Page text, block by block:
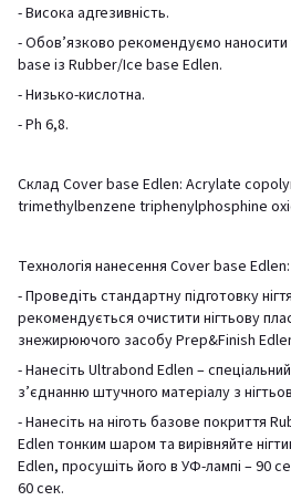
- Висока адгезивність.
- Обов’язково рекомендуємо
base із Rubber/Ice base Edlen.
- Низько-кислотна.
- Ph 6,8.
Склад Cover base Edlen: Acrylate
trimethylbenzene triphenylphosphine
Технологія нанесення Cover base Edlen:
- Проведіть стандартну підготовку
рекомендується очистити нігтьову
знежирюючого засобу Prep&Finish
- Нанесіть Ultrabond Edlen –
з’єднанню штучного матеріалу з
- Нанесіть на ніготь базове покриття
Edlen тонким шаром та вирівняйте
Edlen, просушіть його в УФ-лампі – 90
60 сек.